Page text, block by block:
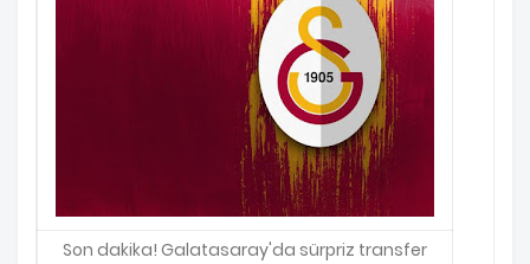
Son dakika! Galatasaray'da sürpriz transfer